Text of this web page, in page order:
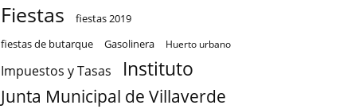
Fiestas
fiestas 2019
fiestas de butarque
Gasolinera Huerto urbano
Impuestos y Tasas Instituto
Junta Municipal de Villaverde